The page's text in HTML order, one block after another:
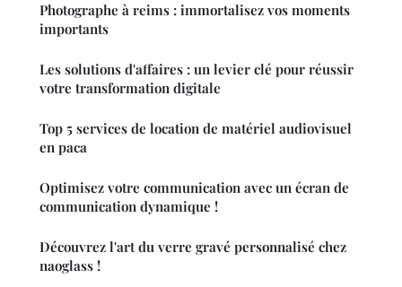
Photographe à reims : immortalisez vos moments
importants
Les solutions d'affaires : un levier clé pour réussir
votre transformation digitale
Top 5 services de location de matériel audiovisuel
en paca
Optimisez votre communication avec un écran de
communication dynamique !
Découvrez l'art du verre gravé personnalisé chez
naoglass !